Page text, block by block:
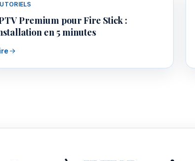
Premium pour Fire Stick :
en 5 minutes